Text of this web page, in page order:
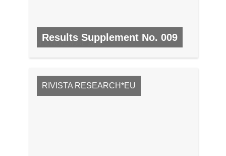
Results Supplement No. 009
N. 9, NOVEMBRE 2008
RIVISTA RESEARCH*EU